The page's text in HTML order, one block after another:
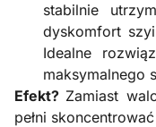
stabilnie
dyskomfort
Idealne
maksymalnego
Efekt? Zamiast
pełni